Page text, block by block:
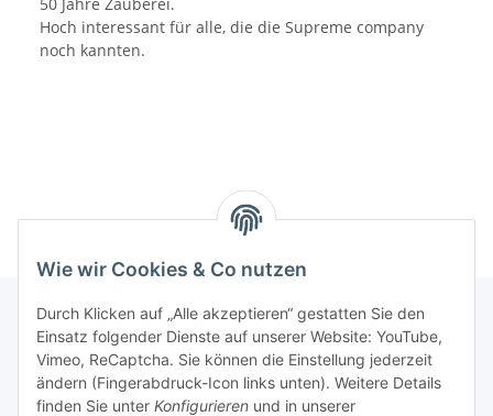
Wie wir Cookies & Co nutzen
Durch Klicken auf „Alle akzeptieren“ gestatten Sie den
Einsatz folgender Dienste auf unserer Website: YouTube,
Vimeo, ReCaptcha. Sie können die Einstellung jederzeit
ändern (Fingerabdruck-Icon links unten). Weitere Details
finden Sie unter Konfigurieren und in unserer
Hoch interessant für alle, die die Supreme company
noch kannten.
Informationen